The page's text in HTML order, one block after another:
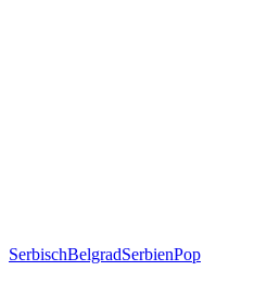
SerbischBelgradSerbienPop